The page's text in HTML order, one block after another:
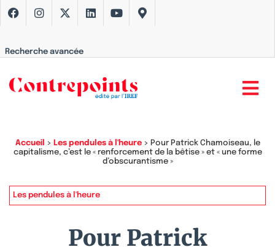
Recherche avancée
Accueil > Les pendules à l'heure> Pour Patrick Chamoiseau, le
capitalisme, c’est le « renforcement de la bêtise » et « une forme
d’obscurantisme »
Les pendules à l'heure
Pour Patrick